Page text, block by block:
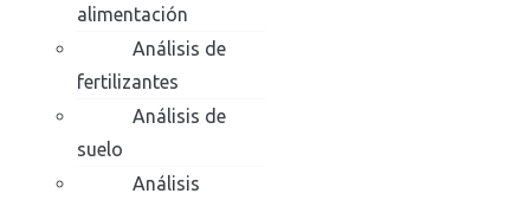
alimentación
Análisis de
fertilizantes
Análisis de
suelo
Análisis